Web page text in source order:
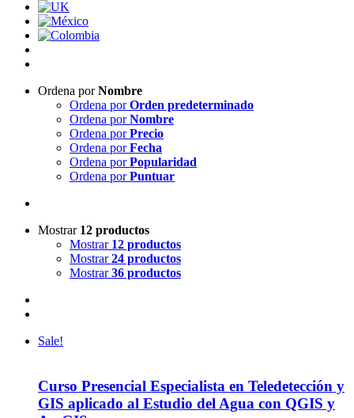
Ordena porNombre
Ordena porOrden predeterminado
Ordena porNombre
Ordena porPrecio
Ordena porFecha
Ordena porPopularidad
Ordena porPuntuar
Mostrar 12 productos
Mostrar 12 productos
Mostrar24 productos
Mostrar36 productos
Sale!
Curso Presencial Especialista en Teledetección y
GIS aplicado al Estudio del Agua con QGIS y